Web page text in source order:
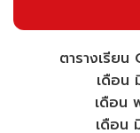
ตารางเรีย
เดือน
เดือน
เดือน